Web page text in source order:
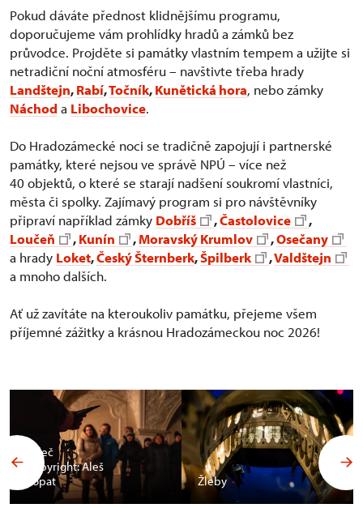
Pokud dáváte přednost klidnějšímu programu,
doporučujeme vám prohlídky hradů a zámků bez
průvodce. Projděte si památky vlastním tempem a užijte si
netradiční noční atmosféru – navštivte třeba hrady
Landštejn,Rabí,Točník,Kunětická hora, nebo zámky
Náchoda Libochovice.
Do Hradozámecké noci se tradičně zapojují i partnerské
památky, které nejsou ve správě NPÚ – více než
40 objektů, o které se starají nadšení soukromí vlastníci,
města či spolky. Zajímavý program si pro návštěvníky
připraví například zámky Dobříš ,Častolovice
,
Loučeň
,Kunín ,Moravský Krumlov ,Osečany
a hrady Loket,Český Šternberk,Špilberk ,Valdštejn
a mnoho dalších.
Ať už zavítáte na kteroukoliv památku, přejeme všem
příjemné zážitky a krásnou Hradozámeckou noc 2026!
Valeč
Copyright: Aleš
Vopat
Žleby